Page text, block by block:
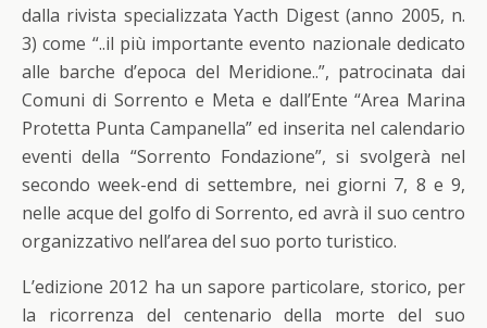
dalla rivista specializzata Yacth Digest (anno 2005, n.
3) come “..il più importante evento nazionale dedicato
alle barche d’epoca del Meridione..”, patrocinata dai
Comuni di Sorrento e Meta e dall’Ente “Area Marina
Protetta Punta Campanella” ed inserita nel calendario
eventi della “Sorrento Fondazione”, si svolgerà nel
secondo week-end di settembre, nei giorni 7, 8 e 9,
nelle acque del golfo di Sorrento, ed avrà il suo centro
organizzativo nell’area del suo porto turistico.
L’edizione 2012 ha un sapore particolare, storico, per
la ricorrenza del centenario della morte del suo